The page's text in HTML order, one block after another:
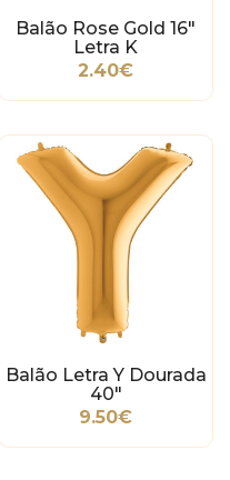
Balão Rose Gold 16"
Letra K
2.40€
Balão Letra Y Dourada
40"
9.50€